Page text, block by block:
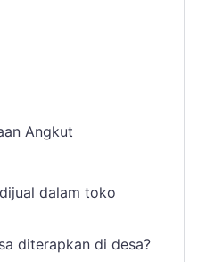
Angkut
dalam toko
diterapkan di desa?